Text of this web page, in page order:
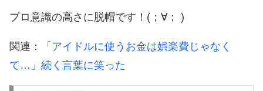
プロ意識の高さに脱帽です！(；∀； )
関連：
「アイドルに使うお金は娯楽費じゃなく
て…」続く言葉に笑った